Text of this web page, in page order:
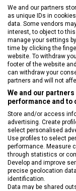
• vysoká ochrana rukou
DRUH ZBOŽÍ
ZÁRUKA
HMOTNOST
We and our partners
as unique IDs in
data. Some vendors
interest, to object to
manage your settings
time by clicking the
website. To withdraw
footer of the website
can withdraw your
partners and will not
We and our
performance and to
Store and/or access
advertising. Create
select personalised
Use profiles to select
performance. Measure
through statistics or
Develop and improve
precise geolocation
identification.
Data may be shared